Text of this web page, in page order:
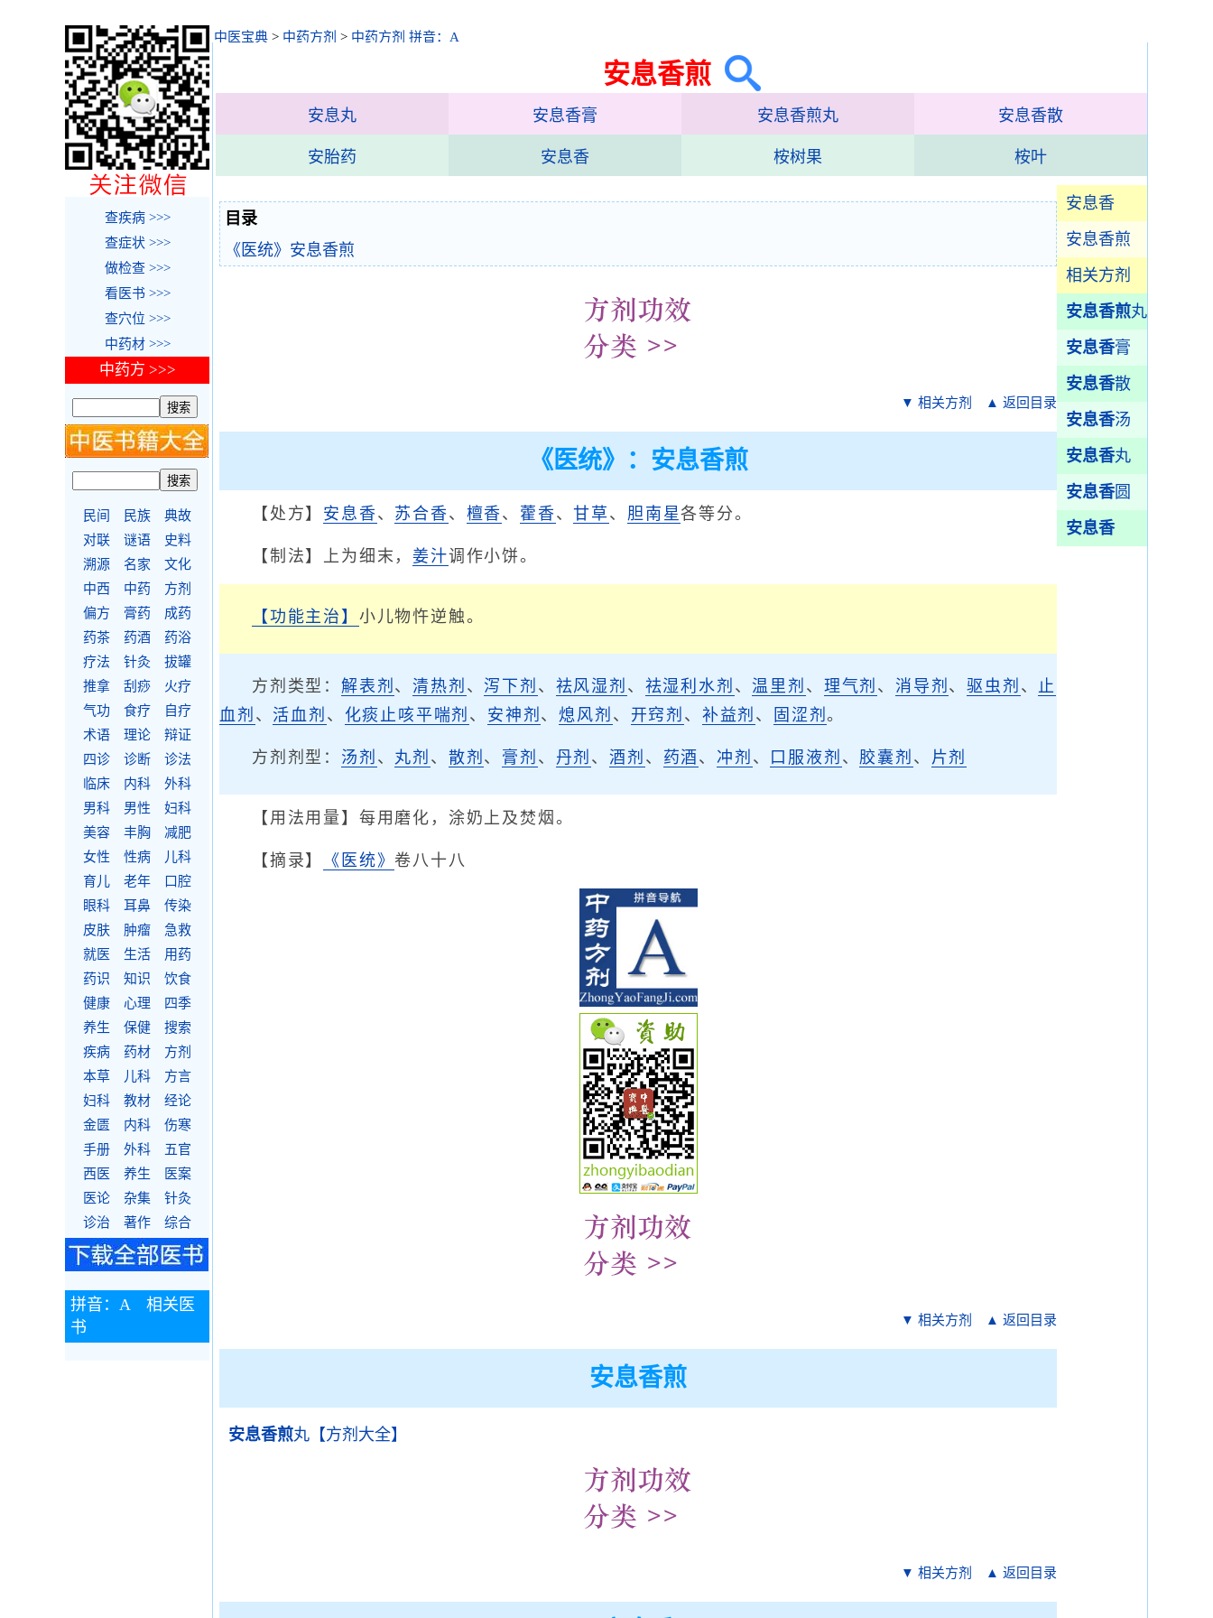
中医宝典 > 中药方剂 > 中药方剂 拼音：A
安息香煎
安息丸 安息香膏 安息香煎丸 安息香散
安胎药 安息香 桉树果 桉叶
安息香
安息香煎
相关方剂
安息香煎丸
安息香膏
安息香散
安息香汤
安息香丸
安息香圆
安息香
目录
《医统》安息香煎
▼ 相关方剂 ▲ 返回目录
《医统》：安息香煎
【处方】 安息香、 苏合香、 檀香、 藿香、甘草 、 胆南星各等分。
【制法】上为细末，姜汁调作小饼。
【功能主治】 小儿物忤逆触。
方剂类型： 解表剂 、清热剂 、 泻下剂 、 祛风湿剂 、 祛湿利水剂 、温里剂 、 理气剂 、 消导剂 、驱虫剂 、 止
血剂 、 活血剂 、 化痰止咳平喘剂 、 安神剂 、熄风剂 、 开窍剂 、 补益剂 、 固涩剂。
方剂剂型： 汤剂 、 丸剂 、 散剂 、 膏剂 、 丹剂 、酒剂 、 药酒 、 冲剂 、 口服液剂 、 胶囊剂 、 片剂
【用法用量】每用磨化，涂奶上及焚烟。
【摘录】 《医统》卷八十八
▼ 相关方剂 ▲ 返回目录
安息香煎
安息香煎丸【方剂大全】
▼ 相关方剂 ▲ 返回目录
查疾病 >>>
查症状 >>>
做检查 >>>
看医书 >>>
查穴位 >>>
中药材 >>>
中药方 >>>
民间 民族
典故
对联
谜语
史料
溯源
名家
文化
中西
中药
方剂
偏方
膏药
成药
药茶
药酒
药浴
疗法
针灸
拔罐
推拿
刮痧
火疗
气功
食疗
自疗
术语
理论
辩证
四诊
诊断
诊法
临床
内科
外科
男科
男性
妇科
美容
丰胸
减肥
女性
性病
儿科
育儿
老年
口腔
眼科
耳鼻
传染
皮肤
肿瘤
急救
就医
生活
用药
药识
知识
饮食
健康
心理
四季
养生
保健
搜索
疾病
药材
方剂
本草
儿科
方言
妇科
教材
经论
金匮
内科
伤寒
手册
外科
五官
西医
养生
医案
医论
杂集
针灸
诊治
著作 综合
拼音：A 相关医
书